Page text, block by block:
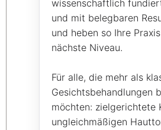
wissenschaftlich
und mit belegbaren
und heben so Ihre
nächste Niveau.
Für alle, die mehr als
Gesichtsbehandlungen
möchten: zielgerichtete
ungleichmäßigen